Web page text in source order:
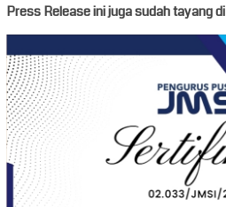
Press Release ini juga sudah tayang di